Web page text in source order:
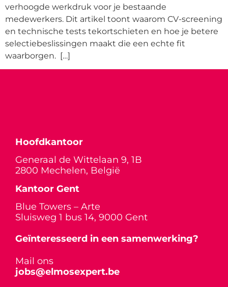
verhoogde werkdruk voor je bestaande
medewerkers. Dit artikel toont waarom CV-screening
en technische tests tekortschieten en hoe je betere
selectiebeslissingen maakt die een echte fit
waarborgen. […]
Hoofdkantoor
Generaal de Wittelaan 9, 1B
2800 Mechelen, België
Kantoor Gent
Blue Towers – Arte
Sluisweg 1 bus 14, 9000 Gent
Geïnteresseerd in een samenwerking?
Mail ons
jobs@elmosexpert.be